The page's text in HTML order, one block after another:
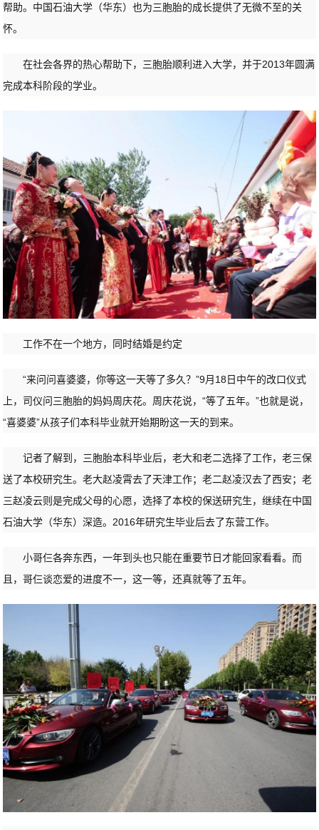
帮助。中国石油大学（华东）也为三胞胎的成长提供了无微不至的关
怀。
在社会各界的热心帮助下，三胞胎顺利进入大学，并于2013年圆满
完成本科阶段的学业。
工作不在一个地方，同时结婚是约定
“来问问喜婆婆，你等这一天等了多久？”9月18日中午的改口仪式
上，司仪问三胞胎的妈妈周庆花。周庆花说，“等了五年。”也就是说，
“喜婆婆”从孩子们本科毕业就开始期盼这一天的到来。
记者了解到，三胞胎本科毕业后，老大和老二选择了工作，老三保
送了本校研究生。老大赵凌霄去了天津工作；老二赵凌汉去了西安；老
三赵凌云则是完成父母的心愿，选择了本校的保送研究生，继续在中国
石油大学（华东）深造。2016年研究生毕业后去了东营工作。
小哥仨各奔东西，一年到头也只能在重要节日才能回家看看。而
且，哥仨谈恋爱的进度不一，这一等，还真就等了五年。